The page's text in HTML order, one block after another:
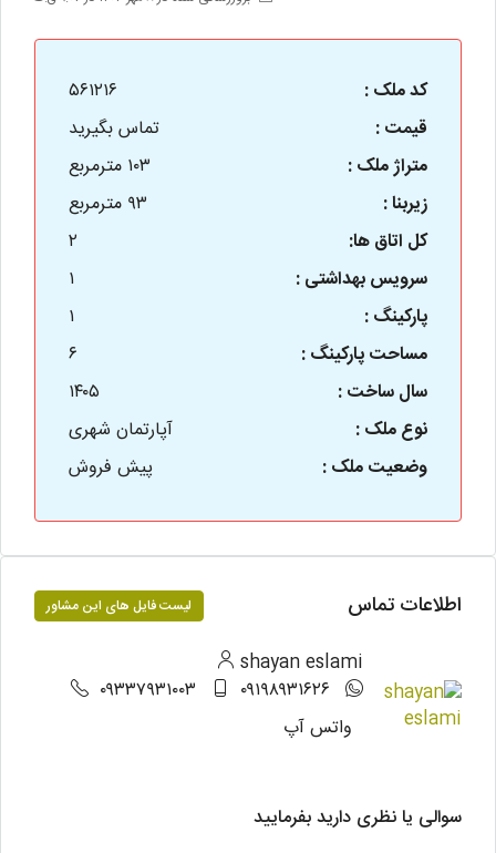
کد ملک :
۵۶۱۲۱۶
قیمت :
تماس بگیرید
متراژ ملک :
۱۰۳ مترمربع
زیربنا :
۹۳ مترمربع
کل اتاق ها:
۲
سرویس بهداشتی :
۱
پارکینگ :
۱
مساحت پارکینگ :
۶
سال ساخت :
۱۴۰۵
نوع ملک :
آپارتمان شهری
وضعیت ملک :
پیش فروش
اطلاعات تماس لیست فایل های این مشاور
shayan eslami
۰۹۳۳۷۹۳۱۰۰۳
۰۹۱۹۸۹۳۱۶۲۶
واتس آپ
سوالی یا نظری دارید بفرمایید